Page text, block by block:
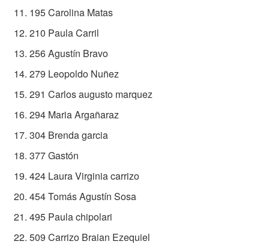
195 Carolina Matas
210 Paula Carril
256 Agustín Bravo
279 Leopoldo Nuñez
291 Carlos augusto marquez
294 Maria Argañaraz
304 Brenda garcia
377 Gastón
424 Laura Virginia carrizo
454 Tomás Agustín Sosa
495 Paula chipolari
509 Carrizo Braian Ezequiel